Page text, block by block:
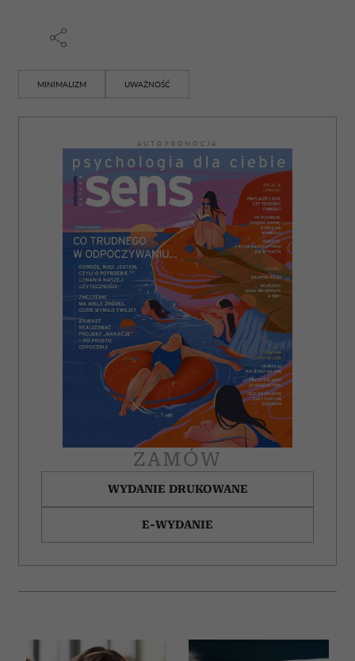
MINIMALIZM UWAŻNOŚĆ
AUTOPROMOCJA
ZAMÓW
WYDANIE DRUKOWANE
E-WYDANIE